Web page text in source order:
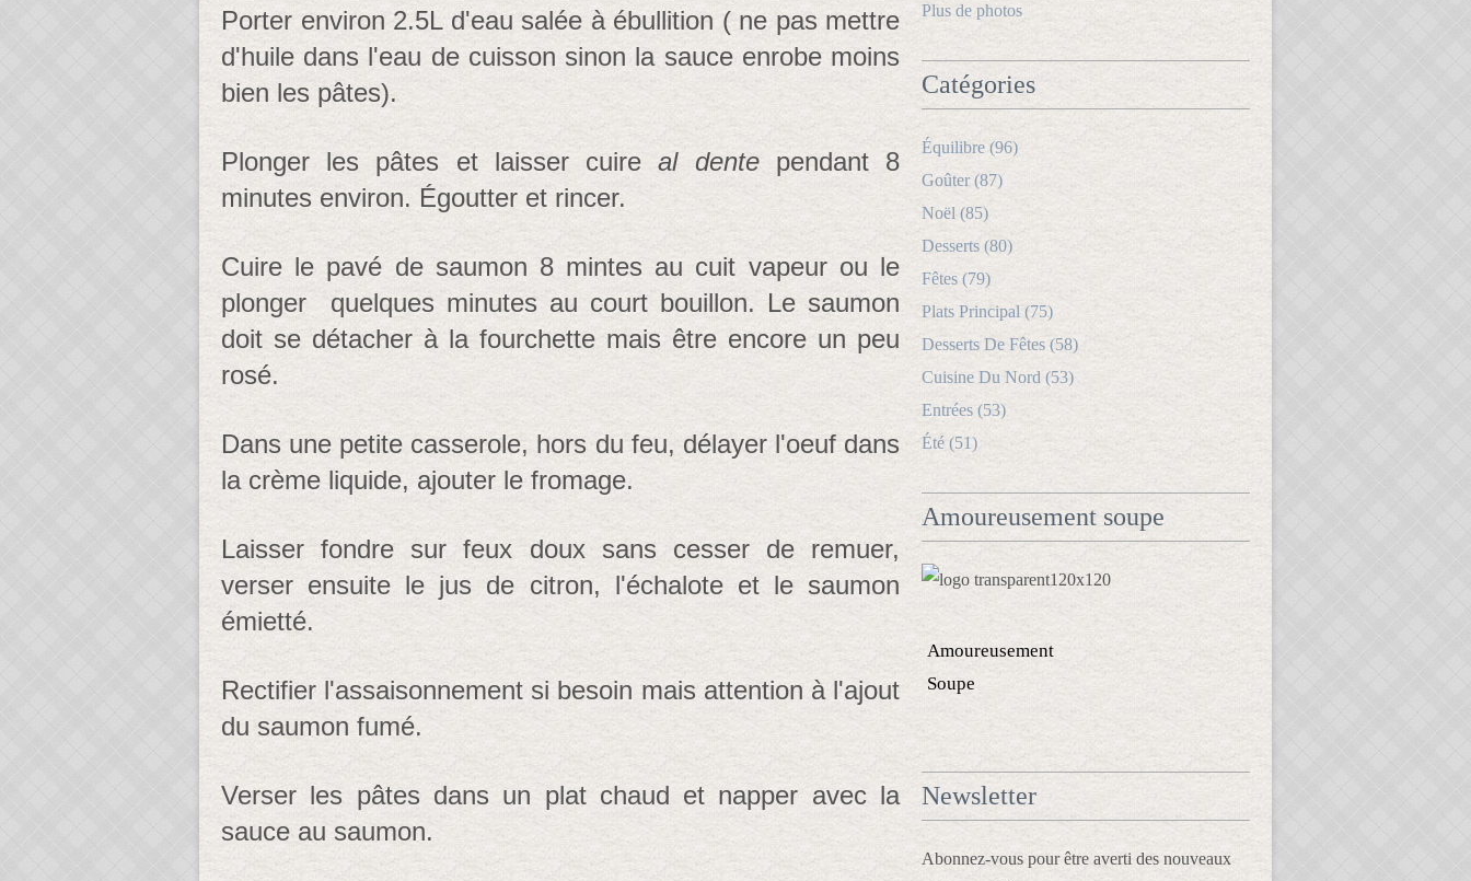
Porter environ 2.5L d'eau salée à ébullition ( ne pas mettre
d'huile dans l'eau de cuisson sinon la sauce enrobe moins
bien les pâtes).
Plonger les pâtes et laisser cuireal dentependant 8
minutes environ. Égoutter et rincer.
Cuire le pavé de saumon 8 mintes au cuit vapeur ou le
plonger quelques minutes au court bouillon. Le saumon
doit se détacher à la fourchette mais être encore un peu
rosé.
Dans une petite casserole, hors du feu, délayer l'oeuf dans
la crème liquide, ajouter le fromage.
Laisser fondre sur feux doux sans cesser de remuer,
verser ensuite le jus de citron, l'échalote et le saumon
émietté.
Rectifier l'assaisonnement si besoin mais attention à l'ajout
du saumon fumé.
Verser les pâtes dans un plat chaud et napper avec la
sauce au saumon.
Plus de photos
Catégories
Équilibre (96)
Goûter (87)
Noël (85)
Desserts (80)
Fêtes (79)
Plats Principal (75)
Desserts De Fêtes (58)
Cuisine Du Nord (53)
Entrées (53)
Été (51)
Amoureusement soupe
Amoureusement
Soupe
Newsletter
Abonnez-vous pour être averti des nouveaux